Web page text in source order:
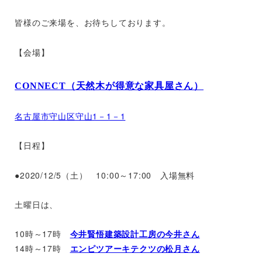
皆様のご来場を、お待ちしております。
【会場】
CONNECT（天然木が得意な家具屋さん）
名古屋市守山区守山1－1－1
【日程】
●2020/12/5（土） 10:00～17:00 入場無料
土曜日は、
10時～17時 今井賢悟建築設計工房の今井さん
14時～17時 エンピツアーキテクツの松月さん